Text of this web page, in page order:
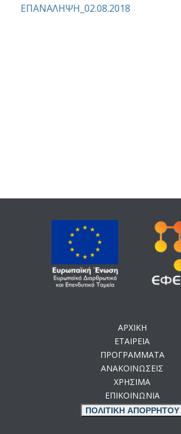
ΕΠΑΝΑΛΗΨΗ_02.08.2018
ΑΡΧΙΚΗ
ΕΤΑΙΡΕΙΑ
ΠΡΟΓΡΑΜΜΑΤΑ
ΑΝΑΚΟΙΝΩΣΕΙΣ
ΧΡΗΣΙΜΑ
ΕΠΙΚΟΙΝΩΝΙΑ
ΠΟΛΙΤΙΚΗ ΑΠΟΡΡΗΤΟΥ